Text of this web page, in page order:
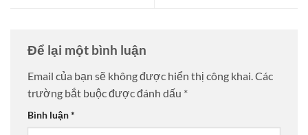
Để lại một bình luận
Email của bạn sẽ không được hiển thị công khai.Các
trường bắt buộc được đánh dấu *
Bình luận*